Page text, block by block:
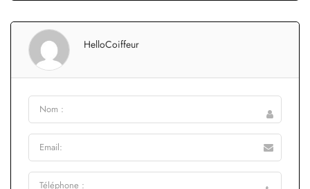
HelloCoiffeur